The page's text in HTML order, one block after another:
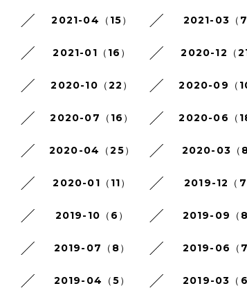
2021-04（15） 2021-03（7
2021-01（16） 2020-12（21
2020-10（22） 2020-09（
2020-07（16） 2020-06（
2020-04（25） 2020-03（8
2020-01（11） 2019-12（7
2019-10（6） 2019-09（8
2019-07（8） 2019-06（7
2019-04（5） 2019-03（6